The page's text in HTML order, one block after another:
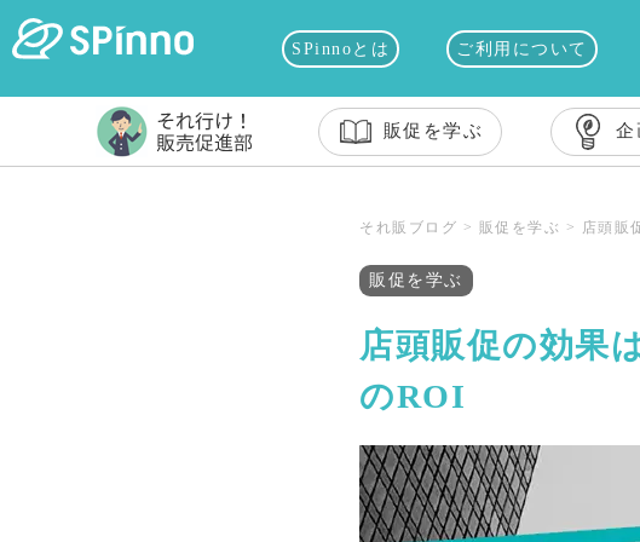
SPinnoとは ご利用について
販促を学ぶ 企
それ販ブログ > 販促を学ぶ > 店頭販
販促を学ぶ
店頭販促の効果
のROI